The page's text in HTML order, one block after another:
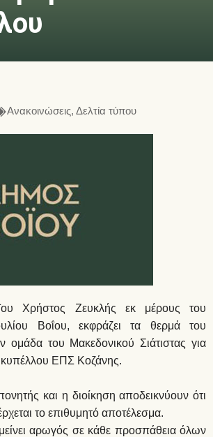
Ανακοινώσεις,Δελτία τύπου
Χρήστος Ζευκλής εκ μέρους του
Βοΐου, εκφράζει τα θερμά του
ομάδα του Μακεδονικού Σιάτιστας για
κυπέλλου ΕΠΣ Κοζάνης.
και η διοίκηση αποδεικνύουν ότι
το επιθυμητό αποτέλεσμα.
αρωγός σε κάθε προσπάθεια όλων